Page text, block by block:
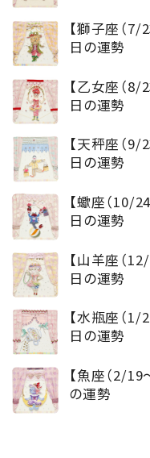
【獅子座（
日の運勢
【乙女座（
日の運勢
【天秤座（
日の運勢
【蠍座（10/
日の運勢
【山羊座（
日の運勢
【水瓶座（
日の運勢
【魚座（2/
の運勢